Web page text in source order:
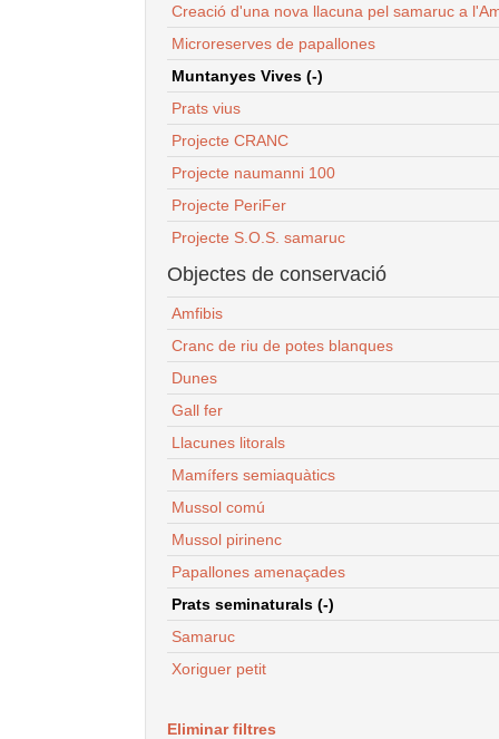
Creació d'una nova llacuna pel samaruc a
Microreserves de papallones
Muntanyes Vives (-)
Prats vius
Projecte CRANC
Projecte naumanni 100
Projecte PeriFer
Projecte S.O.S. samaruc
Objectes de conservació
Amfibis
Cranc de riu de potes blanques
Dunes
Gall fer
Llacunes litorals
Mamífers semiaquàtics
Mussol comú
Mussol pirinenc
Papallones amenaçades
Prats seminaturals (-)
Samaruc
Xoriguer petit
Eliminar filtres